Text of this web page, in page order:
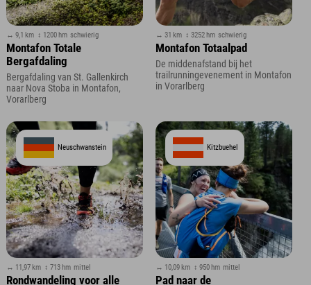
↔ 9,1 km ↕ 1200 hm schwierig
Montafon Totale
Bergafdaling
Bergafdaling van St. Gallenkirch
naar Nova Stoba in Montafon,
Vorarlberg
↔ 31 km ↕ 3252 hm schwierig
Montafon Totaalpad
De middenafstand bij het
trailrunningevenement in Montafon
in Vorarlberg
Neuschwanstein
↔ 11,97 km ↕ 713 hm mittel
Rondwandeling voor alle
Kitzbuehel
↔ 10,09 km ↕ 950 hm mittel
Pad naar de